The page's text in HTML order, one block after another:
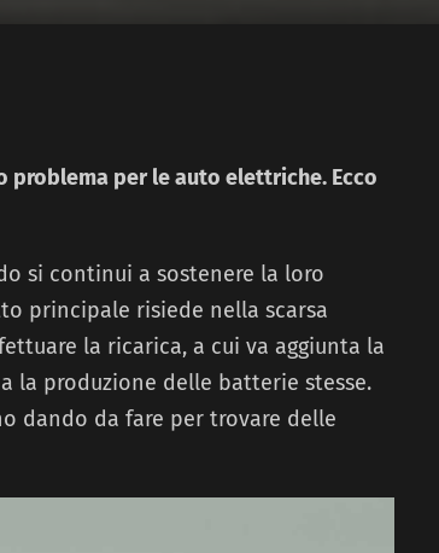
problema per le auto elettriche. Ecco
si continui a sostenere la loro
principale risiede nella scarsa
la ricarica, a cui va aggiunta la
la produzione delle batterie stesse.
dando da fare per trovare delle